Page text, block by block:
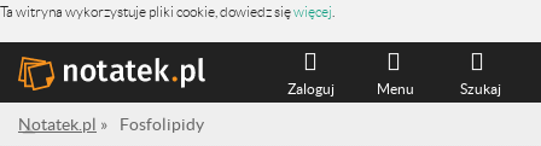
Ta witryna wykorzystuje pliki cookie, dowiedz sięwięcej
Szukaj
Menu
Zaloguj
Notatek.pl » Fosfolipidy